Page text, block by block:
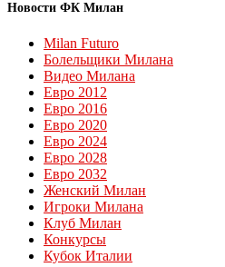
Новости ФК Милан
Milan Futuro
Болельщики Милана
Видео Милана
Евро 2012
Евро 2016
Евро 2020
Евро 2024
Евро 2028
Евро 2032
Женский Милан
Игроки Милана
Клуб Милан
Конкурсы
Кубок Италии